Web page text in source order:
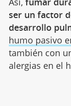
ser un factor
desarrollo
humo pasivo
también con
alergias en el